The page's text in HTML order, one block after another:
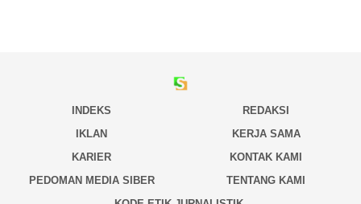
INDEKS
REDAKSI
IKLAN
KERJA SAMA
KARIER
KONTAK KAMI
PEDOMAN MEDIA SIBER
TENTANG KAMI